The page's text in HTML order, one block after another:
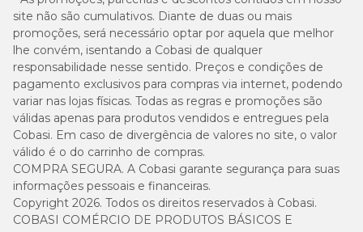
site não são cumulativos. Diante de duas ou mais
promoções, será necessário optar por aquela que melhor
lhe convém, isentando a Cobasi de qualquer
responsabilidade nesse sentido. Preços e condições de
pagamento exclusivos para compras via internet, podendo
variar nas lojas físicas. Todas as regras e promoções são
válidas apenas para produtos vendidos e entregues pela
Cobasi. Em caso de divergência de valores no site, o valor
válido é o do carrinho de compras.
COMPRA SEGURA. A Cobasi garante segurança para suas
informações pessoais e financeiras.
Copyright 2026. Todos os direitos reservados à Cobasi.
COBASI COMÉRCIO DE PRODUTOS BÁSICOS E